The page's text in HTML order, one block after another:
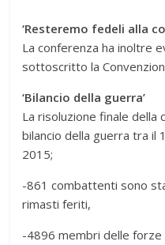
‘Resteremo fedeli alla
La conferenza ha inoltre
sottoscritto la
‘Bilancio della guerra’
La risoluzione finale della
bilancio della guerra tra
2015;
-861 combattenti sono
rimasti feriti,
-4896 membri delle forze